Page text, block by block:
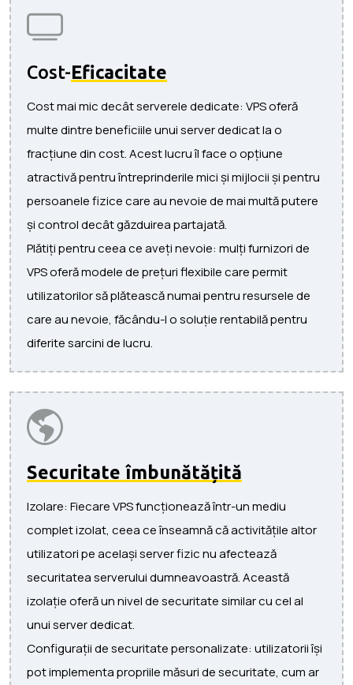
Cost-Eficacitate
Cost mai mic decât serverele dedicate: VPS oferă
multe dintre beneficiile unui server dedicat la o
fracțiune din cost. Acest lucru îl face o opțiune
atractivă pentru întreprinderile mici și mijlocii și pentru
persoanele fizice care au nevoie de mai multă putere
și control decât găzduirea partajată.
Plătiți pentru ceea ce aveți nevoie: mulți furnizori de
VPS oferă modele de prețuri flexibile care permit
utilizatorilor să plătească numai pentru resursele de
care au nevoie, făcându-l o soluție rentabilă pentru
diferite sarcini de lucru.
Securitate îmbunătățită
Izolare: Fiecare VPS funcționează într-un mediu
complet izolat, ceea ce înseamnă că activitățile altor
utilizatori pe același server fizic nu afectează
securitatea serverului dumneavoastră. Această
izolație oferă un nivel de securitate similar cu cel al
unui server dedicat.
Configurații de securitate personalizate: utilizatorii își
pot implementa propriile măsuri de securitate, cum ar